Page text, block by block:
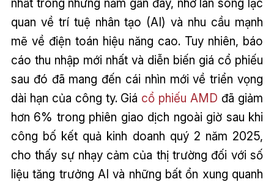
nhất trong những năm gần đây, nhờ làn sóng lạc
quan về trí tuệ nhân tạo (AI) và nhu cầu mạnh
mẽ về điện toán hiệu năng cao. Tuy nhiên, báo
cáo thu nhập mới nhất và diễn biến giá cổ phiếu
sau đó đã mang đến cái nhìn mới về triển vọng
dài hạn của công ty. Giá cổ phiếu AMD đã giảm
hơn 6% trong phiên giao dịch ngoài giờ sau khi
công bố kết quả kinh doanh quý 2 năm 2025,
cho thấy sự nhạy cảm của thị trường đối với số
liệu tăng trưởng AI và những bất ổn xung quanh